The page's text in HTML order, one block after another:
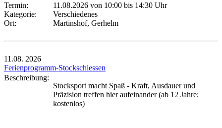
Termin:
11.08.2026 von 10:00 bis 14:30 Uhr
Kategorie:
Verschiedenes
Ort:
Martinshof, Gerhelm
11.08. 2026
Ferienprogramm-Stockschiessen
Beschreibung:
Stocksport macht Spaß - Kraft, Ausdauer und
Präzision treffen hier aufeinander (ab 12 Jahre;
kostenlos)